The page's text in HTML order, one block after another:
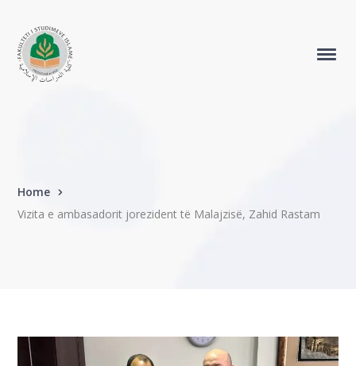
Home
Vizita e ambasadorit jorezident të Malajzisë, Zahid Rastam